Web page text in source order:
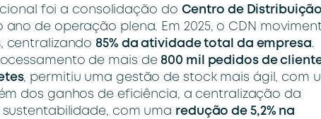
foi a consolidação do Centro de Distribuição
de operação plena. Em 2025, o CDN
, centralizando 85% da atividade total da empresa.
de mais de 800 mil pedidos de
, permitiu uma gestão de stock mais ágil, com
dos ganhos de eficiência, a centralização da
com uma redução de 5,2% na